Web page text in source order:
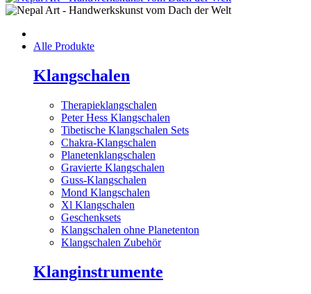
Alle Produkte
Klangschalen
Therapieklangschalen
Peter Hess Klangschalen
Tibetische Klangschalen Sets
Chakra-Klangschalen
Planetenklangschalen
Gravierte Klangschalen
Guss-Klangschalen
Mond Klangschalen
Xl Klangschalen
Geschenksets
Klangschalen ohne Planetenton
Klangschalen Zubehör
Klanginstrumente